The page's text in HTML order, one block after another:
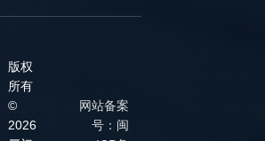
版权
所有
©
2026
网站备案
号：闽